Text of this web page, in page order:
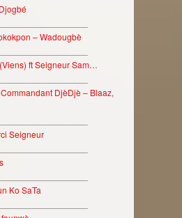
– Wadougbè
ft Seigneur Sam…
DjèDjè – Blaaz,
Seigneur
Ko SaTa